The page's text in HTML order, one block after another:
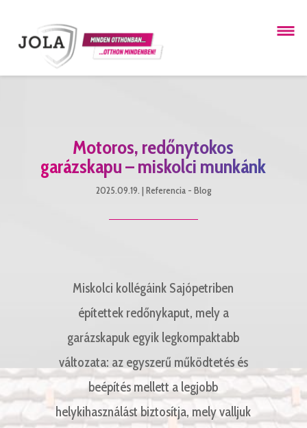
Motoros, redőnytokos
garázskapu – miskolci munkánk
2025.09.19. | Referencia - Blog
Miskolci kollégáink Sajópetriben
építettek redőnykaput, mely a
garázskapuk egyik legkompaktabb
változata: az egyszerű működtetés és
beépítés mellett a legjobb
helykihasználást biztosítja, mely valljuk